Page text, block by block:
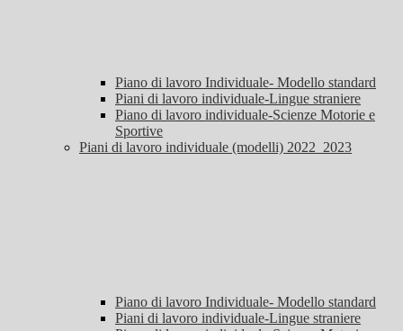
Piano di lavoro Individuale- Modello standard
Piani di lavoro individuale-Lingue straniere
Piano di lavoro individuale-Scienze Motorie e
Sportive
Piani di lavoro individuale (modelli) 2022_2023
Piano di lavoro Individuale- Modello standard
Piani di lavoro individuale-Lingue straniere